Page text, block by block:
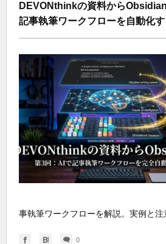
DEVONthinkの資料から
記事執筆ワークフローを自動化す
事執筆ワークフローを解説。実例と注
0